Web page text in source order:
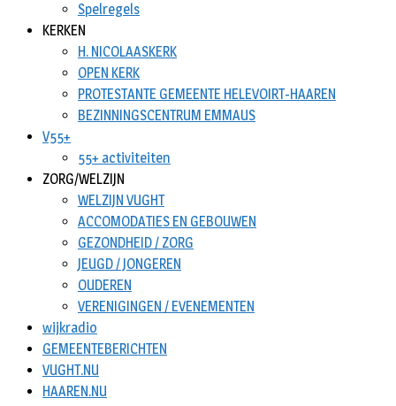
Spelregels
KERKEN
H. NICOLAASKERK
OPEN KERK
PROTESTANTE GEMEENTE HELEVOIRT-HAAREN
BEZINNINGSCENTRUM EMMAUS
V55+
55+ activiteiten
ZORG/WELZIJN
WELZIJN VUGHT
ACCOMODATIES EN GEBOUWEN
GEZONDHEID / ZORG
JEUGD / JONGEREN
OUDEREN
VERENIGINGEN / EVENEMENTEN
wijkradio
GEMEENTEBERICHTEN
VUGHT.NU
HAAREN.NU